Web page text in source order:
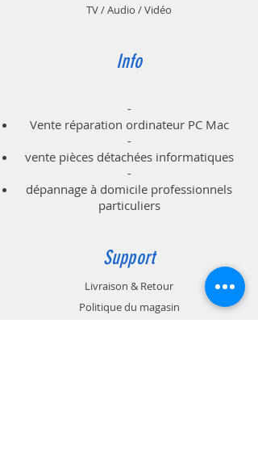
TV / Audio / Vidéo
Info
-
Vente réparation ordinateur PC Mac
-
vente pièces détachées informatiques
-
dépannage à domicile professionnels
particuliers
Support
Livraison & Retour
Politique du magasin